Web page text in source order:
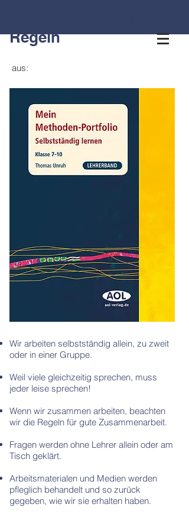
Regeln
aus:
Wir arbeiten selbstständig allein, zu zweit
oder in einer Gruppe.
Weil viele gleichzeitig sprechen, muss
jeder leise sprechen!
Wenn wir zusammen arbeiten, beachten
wir die Regeln für gute Zusammenarbeit.
Fragen werden ohne Lehrer allein oder am
Tisch geklärt.
Arbeitsmaterialen und Medien werden
pfleglich behandelt und so zurück
gegeben, wie wir sie erhalten haben.